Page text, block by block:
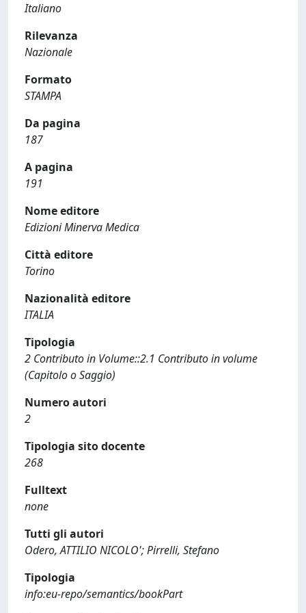
Italiano
Rilevanza
Nazionale
Formato
STAMPA
Da pagina
187
A pagina
191
Nome editore
Edizioni Minerva Medica
Città editore
Torino
Nazionalità editore
ITALIA
Tipologia
2 Contributo in Volume::2.1 Contributo in volume
(Capitolo o Saggio)
Numero autori
2
Tipologia sito docente
268
Fulltext
none
Tutti gli autori
Odero, ATTILIO NICOLO'; Pirrelli, Stefano
Tipologia
info:eu-repo/semantics/bookPart